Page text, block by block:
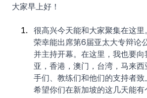
大家早上好！
很高兴今天能和大家聚集在这
荣幸能出席第6届亚太大专辩论
并主持开幕。在这里，我也要
亚，香港，澳门，台湾，马来
手们、教练们和他们的支持者致
希望你们在新加坡的这几天能有